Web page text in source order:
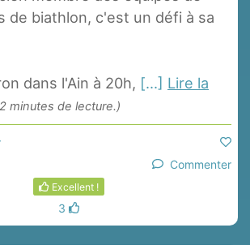
de biathlon, c'est un défi à sa
dans l'Ain à 20h, [...] Lire la
minutes de lecture.)
Commenter
Excellent !
3